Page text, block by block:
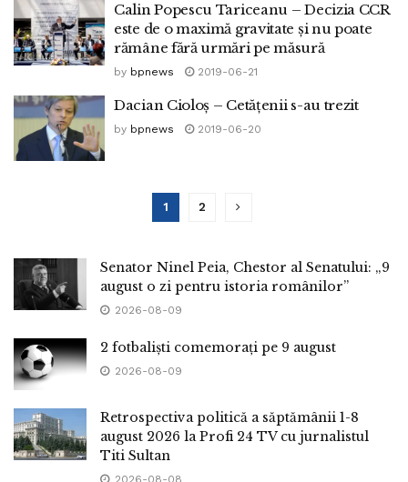
Calin Popescu Tariceanu – Decizia CCR
este de o maximă gravitate și nu poate
rămâne fără urmări pe măsură
by bpnews 2019-06-21
Dacian Cioloş – Cetățenii s-au trezit
by bpnews 2019-06-20
1 2
Senator Ninel Peia, Chestor al Senatului: „9
august o zi pentru istoria românilor”
2026-08-09
2 fotbaliști comemorați pe 9 august
2026-08-09
Retrospectiva politică a săptămânii 1-8
august 2026 la Profi 24 TV cu jurnalistul
Titi Sultan
2026-08-08